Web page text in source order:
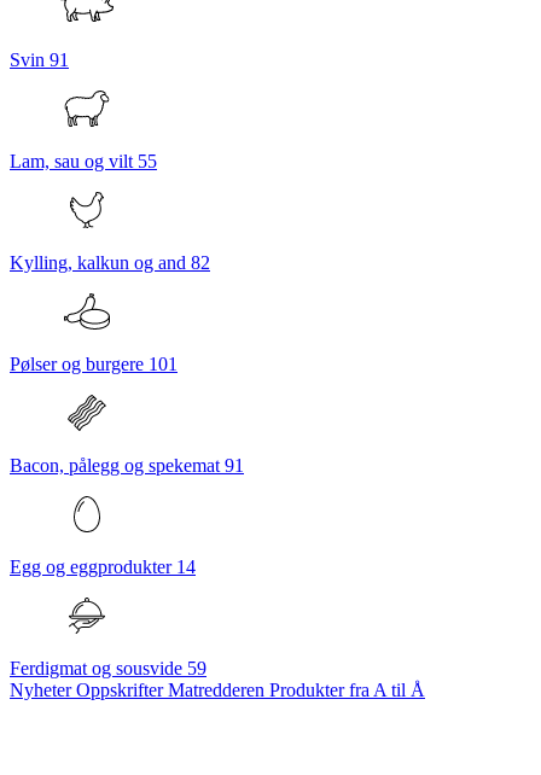
Svin 91
Lam, sau og vilt 55
Kylling, kalkun og and 82
Pølser og burgere 101
Bacon, pålegg og spekemat 91
Egg og eggprodukter 14
Ferdigmat og sousvide 59
NyheterOppskrifterMatredderen Produkter fra A til Å